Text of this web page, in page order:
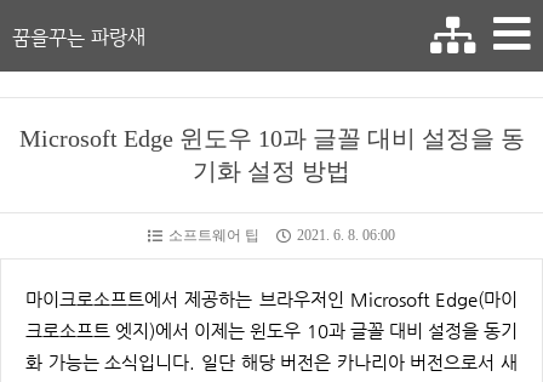
꿈을꾸는 파랑새
Microsoft Edge 윈도우 10과 글꼴 대비 설정을 동
기화 설정 방법
소프트웨어 팁 2021. 6. 8. 06:00
마이크로소프트에서 제공하는 브라우저인 Microsoft Edge(마이
크로소프트 엣지)에서 이제는 윈도우 10과 글꼴 대비 설정을 동기
화 가능는 소식입니다. 일단 해당 버전은 카나리아 버전으로서 새